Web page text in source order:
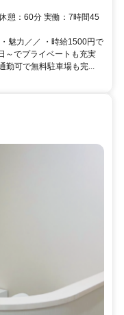
憩：60分 実働：7時間45
魅力／／ ・時給1500円で
～でプライベートも充実
勤可で無料駐車場も完...